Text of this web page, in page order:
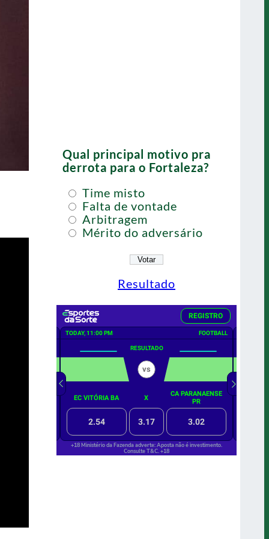
Qual principal motivo pra
derrota para o Fortaleza?
Time misto
Falta de vontade
Arbitragem
Mérito do adversário
Resultado